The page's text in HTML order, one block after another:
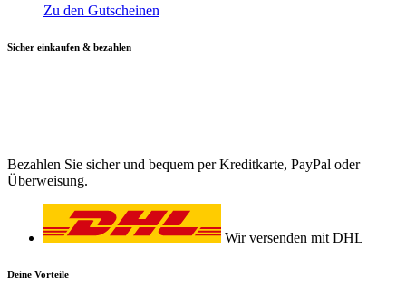
Zu den Gutscheinen
Sicher einkaufen & bezahlen
Bezahlen Sie sicher und bequem per Kreditkarte, PayPal oder
Überweisung.
Wir versenden mit DHL
Deine Vorteile